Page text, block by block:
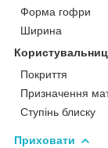
Форма гофри
Ширина
Покриття
Призначення
Ступінь блиску
Приховати